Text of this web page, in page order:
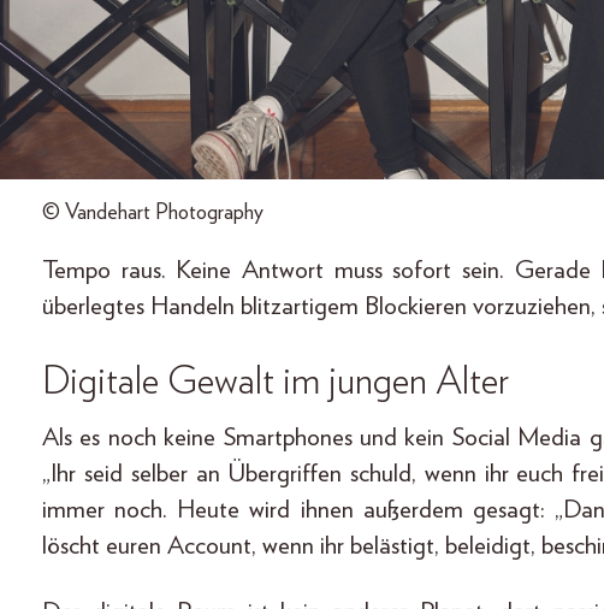
© Vandehart Photography
Tempo raus. Keine Antwort muss sofort sein.
überlegtes Handeln blitzartigem Blockieren
Digitale Gewalt im jungen Alter
Als es noch keine Smartphones und kein Social Media
„Ihr seid selber an Übergriffen schuld, wenn ihr euch
immer noch. Heute wird ihnen außerdem gesagt:
löscht euren Account, wenn ihr belästigt, beleidigt,